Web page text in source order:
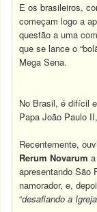
E os brasileiros,
começam logo a
questão a uma
que se lance o
Mega Sena.
No Brasil, é difícil
Papa João Paulo
Recentemente,
Rerum Novarum
apresentando São
namorador, e,
“desafiando a Igreja